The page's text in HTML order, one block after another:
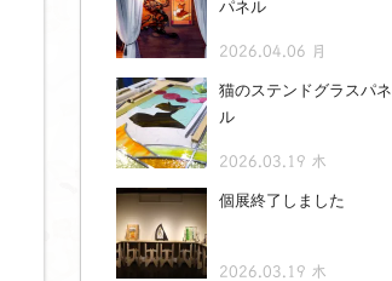
パネル
2026.04.06 月
猫のステンドグラスパネ
ル
2026.03.19 木
個展終了しました
2026.03.19 木